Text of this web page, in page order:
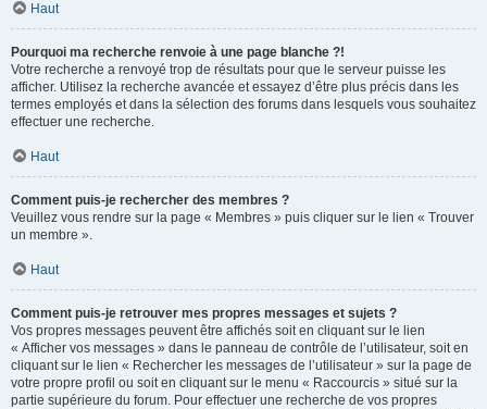
Haut
Pourquoi ma recherche renvoie à une page blanche ?!
Votre recherche a renvoyé trop de résultats pour que le serveur puisse les
afficher. Utilisez la recherche avancée et essayez d’être plus précis dans les
termes employés et dans la sélection des forums dans lesquels vous souhaitez
effectuer une recherche.
Haut
Comment puis-je rechercher des membres ?
Veuillez vous rendre sur la page « Membres » puis cliquer sur le lien « Trouver
un membre ».
Haut
Comment puis-je retrouver mes propres messages et sujets ?
Vos propres messages peuvent être affichés soit en cliquant sur le lien
« Afficher vos messages » dans le panneau de contrôle de l’utilisateur, soit en
cliquant sur le lien « Rechercher les messages de l’utilisateur » sur la page de
votre propre profil ou soit en cliquant sur le menu « Raccourcis » situé sur la
partie supérieure du forum. Pour effectuer une recherche de vos propres